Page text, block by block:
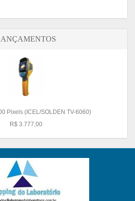
Pixels (ICEL/SOLDEN TV-6060)
R$ 3.777,00